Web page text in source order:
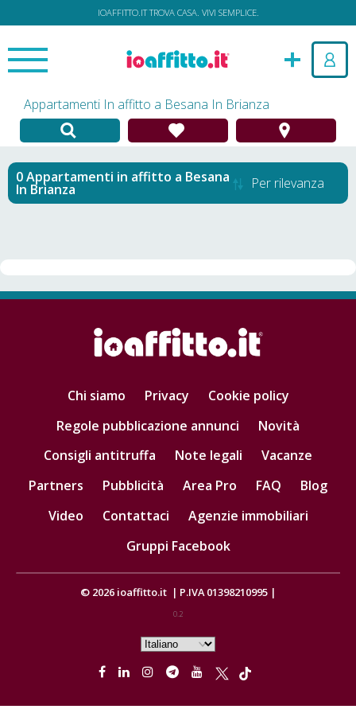
IOAFFITTO.IT TROVA CASA. VIVI SEMPLICE.
Appartamenti In affitto a Besana In Brianza
Appartamenti in affitto a Besana
In Brianza Per rilevanza
Chi siamo Privacy
Cookie policy
Regole pubblicazione annunci
Novità
Consigli antitruffa
Note legali
Vacanze
Partners
Pubblicità Area Pro FAQ
Blog
Video
Contattaci
Agenzie immobiliari
Gruppi Facebook
© 2026 ioaffitto.it | P.IVA 01398210995 |
0.2